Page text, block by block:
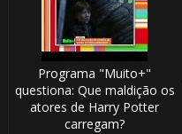
Programa "Muito+"
questiona: Que maldição os
atores de Harry Potter
carregam?